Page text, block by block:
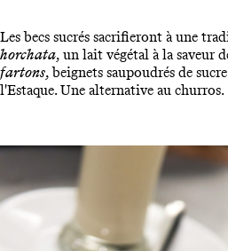
Les becs sucrés sacrifieront à une
horchata, un lait végétal à la saveur
fartons, beignets saupoudrés de
l'Estaque. Une alternative au churros.